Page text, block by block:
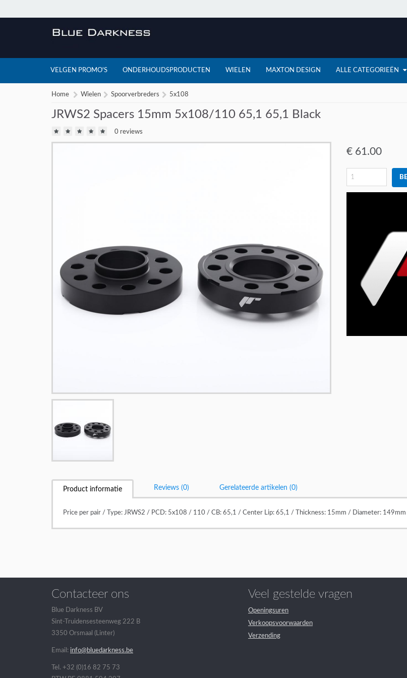
VELGEN PROMO'S ONDERHOUDSPRODUCTEN WIELEN MAXTON DESIGN ALLE CATEGORIEËN
Home Wielen Spoorverbreders 5x108
JRWS2 Spacers 15mm 5x108/110 65,1 65,1 Black
0 reviews
€ 61.00
Product informatie Reviews (0) Gerelateerde artikelen (0)
Price per pair / Type: JRWS2 / PCD: 5x108 / 110 / CB: 65,1 / Center Lip: 65,1 / Thickness: 15mm / Diameter:
Contacteer ons
Blue Darkness BV
Sint-Truidensesteenweg 222 B
3350 Orsmaal (Linter)
Email: info@bluedarkness.be
Tel. +32 (0)16 82 75 73
Veel gestelde vragen
Openingsuren
Verkoopsvoorwaarden
Verzending